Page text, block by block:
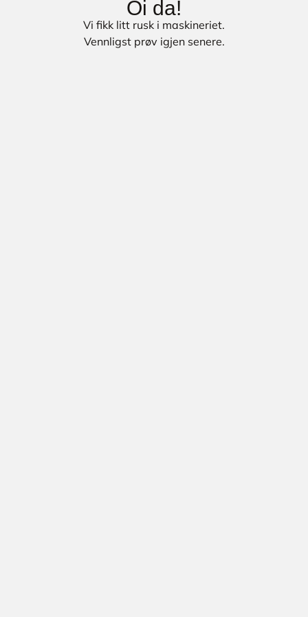
Oi da!
Vi fikk litt rusk i maskineriet.
Vennligst prøv igjen senere.